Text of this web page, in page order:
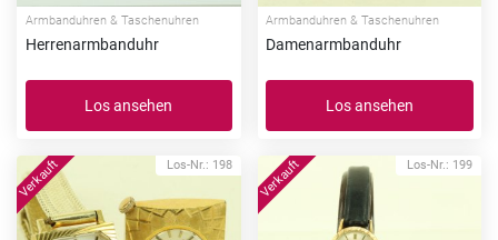
Armbanduhren & Taschenuhren
Herrenarmbanduhr
Los ansehen
Armbanduhren & Taschenuhren
Damenarmbanduhr
Los ansehen
Los-Nr.: 198 Los-Nr.: 199